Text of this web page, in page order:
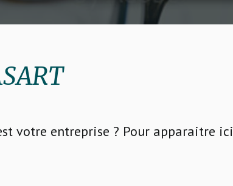
votre entreprise ? Pour apparaitre ici